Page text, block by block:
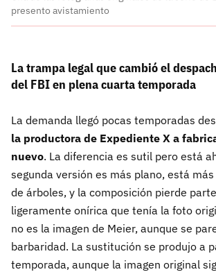
presento avistamiento
La trampa legal que cambió el
del FBI en plena cuarta temporada
La demanda llegó pocas temporadas
la productora de Expediente X a
nuevo. La diferencia es sutil pero está
segunda versión es más plano, está
de árboles, y la composición pierde
ligeramente onírica que tenía la foto
no es la imagen de Meier, aunque se
barbaridad. La sustitución se produjo a
temporada, aunque la imagen original